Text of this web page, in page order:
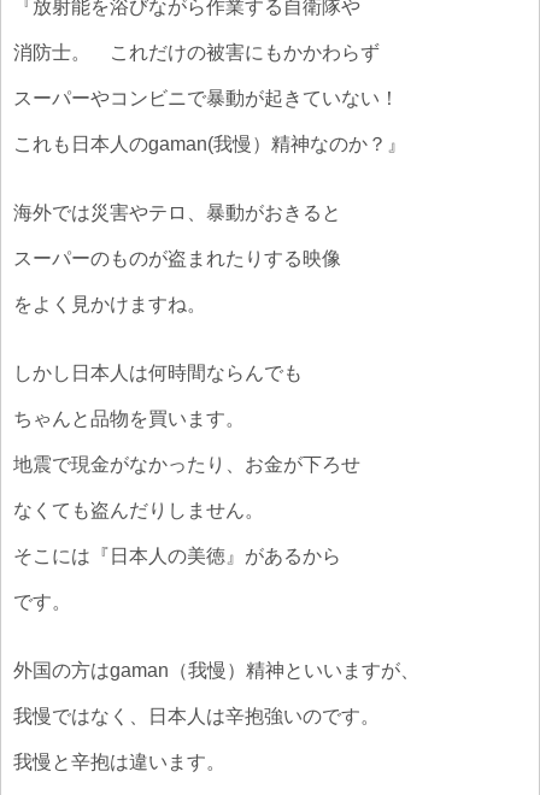
『放射能を浴びながら作業する自衛隊や
消防士。 これだけの被害にもかかわらず
スーパーやコンビニで暴動が起きていない！
これも日本人のgaman(我慢）精神なのか？』
海外では災害やテロ、暴動がおきると
スーパーのものが盗まれたりする映像
をよく見かけますね。
しかし日本人は何時間ならんでも
ちゃんと品物を買います。
地震で現金がなかったり、お金が下ろせ
なくても盗んだりしません。
そこには『日本人の美徳』があるから
です。
外国の方はgaman（我慢）精神といいますが、
我慢ではなく、日本人は辛抱強いのです。
我慢と辛抱は違います。